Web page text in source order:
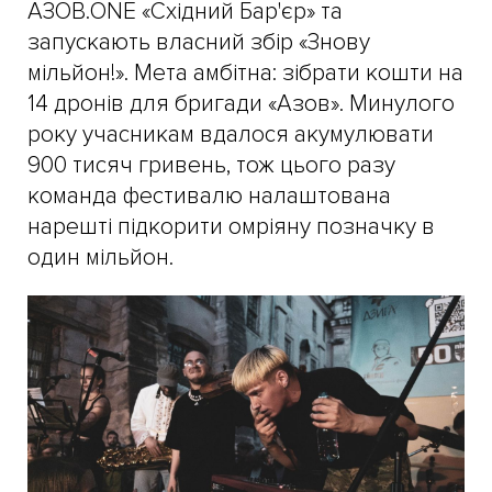
АЗОВ.ONE «Східний Бар'єр» та
запускають власний збір «Знову
мільйон!». Мета амбітна: зібрати кошти на
14 дронів для бригади «Азов». Минулого
року учасникам вдалося акумулювати
900 тисяч гривень, тож цього разу
команда фестивалю налаштована
нарешті підкорити омріяну позначку в
один мільйон.